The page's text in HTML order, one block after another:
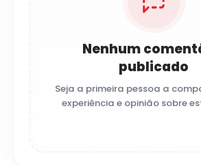
Nenhum
publicado
Seja a primeira pessoa a
experiência e opinião sobre